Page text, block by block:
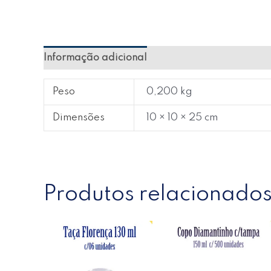
Informação adicional
Peso 0,200 kg
Dimensões 10 × 10 × 25 cm
Produtos